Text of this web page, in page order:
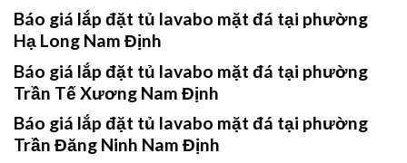
Báo giá lắp đặt tủ lavabo mặt đá tại phường
Hạ Long Nam Định
Báo giá lắp đặt tủ lavabo mặt đá tại phường
Trần Tế Xương Nam Định
Báo giá lắp đặt tủ lavabo mặt đá tại phường
Trần Đăng Ninh Nam Định